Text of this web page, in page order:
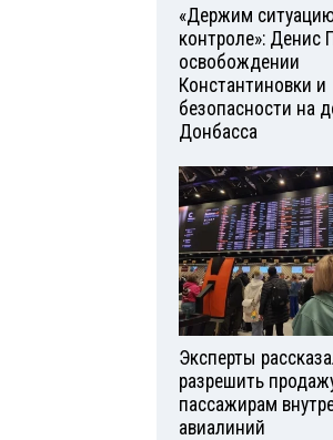
«Держим
контроле»: Денис
освобождении
Константиновки и
безопасности на
Донбасса
Эксперты
разрешить
пассажирам
авиалиний